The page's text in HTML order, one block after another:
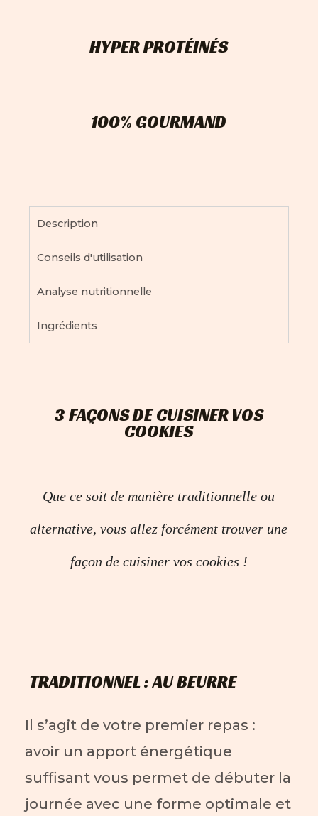
HYPER PROTÉINÉS
100% GOURMAND
Description
Conseils d'utilisation
Analyse nutritionnelle
Ingrédients
3 FAÇONS DE CUISINER VOS
COOKIES
Que ce soit de manière traditionnelle ou
alternative, vous allez forcément trouver une
façon de cuisiner vos cookies !
TRADITIONNEL : AU BEURRE
Il s’agit de votre premier repas :
avoir un apport énergétique
suffisant vous permet de débuter la
journée avec une forme optimale et